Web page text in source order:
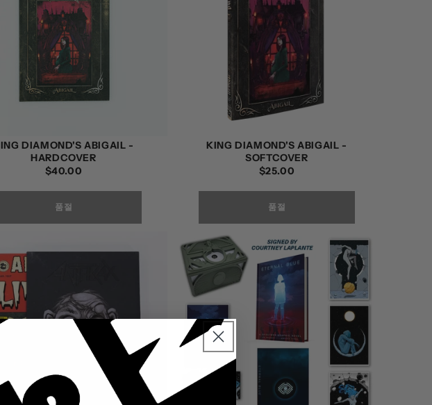
DIAMOND'S ABIGAIL -
HARDCOVER
정
$40.00
품절
KING DIAMOND'S ABIGAIL -
SOFTCOVER
정
$25.00
품절